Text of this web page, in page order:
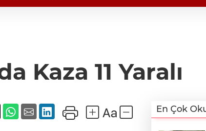
Kaza 11 Yaralı
En Çok